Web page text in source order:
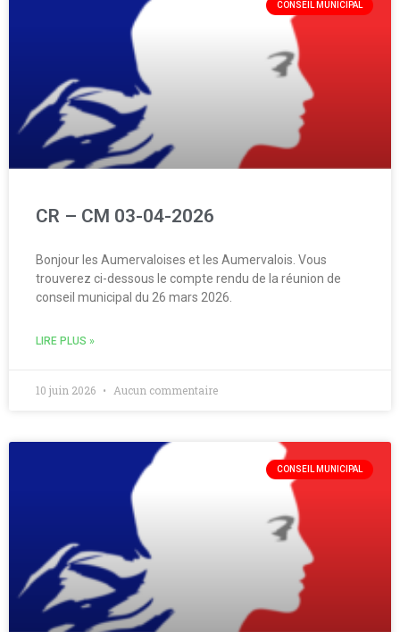
CONSEIL MUNICIPAL
CR – CM 03-04-2026
Bonjour les Aumervaloises et les Aumervalois. Vous
trouverez ci-dessous le compte rendu de la réunion de
conseil municipal du 26 mars 2026.
LIRE PLUS »
10 juin 2026 Aucun commentaire
CONSEIL MUNICIPAL